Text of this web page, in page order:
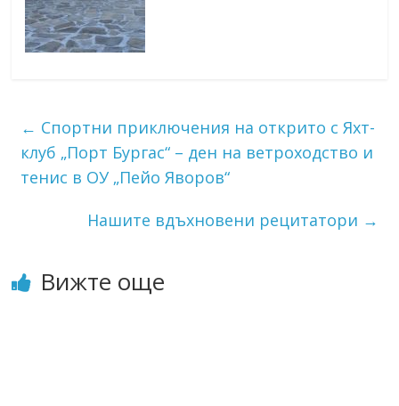
← Спортни приключения на открито с Яхт-
клуб „Порт Бургас“ – ден на ветроходство и
тенис в ОУ „Пейо Яворов“
Нашите вдъхновени рецитатори →
Вижте още